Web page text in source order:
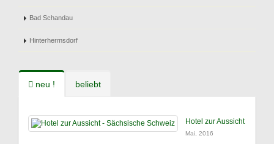
Bad Schandau
Hinterhermsdorf
neu ! beliebt
Hotel zur Aussicht
Mai, 2016